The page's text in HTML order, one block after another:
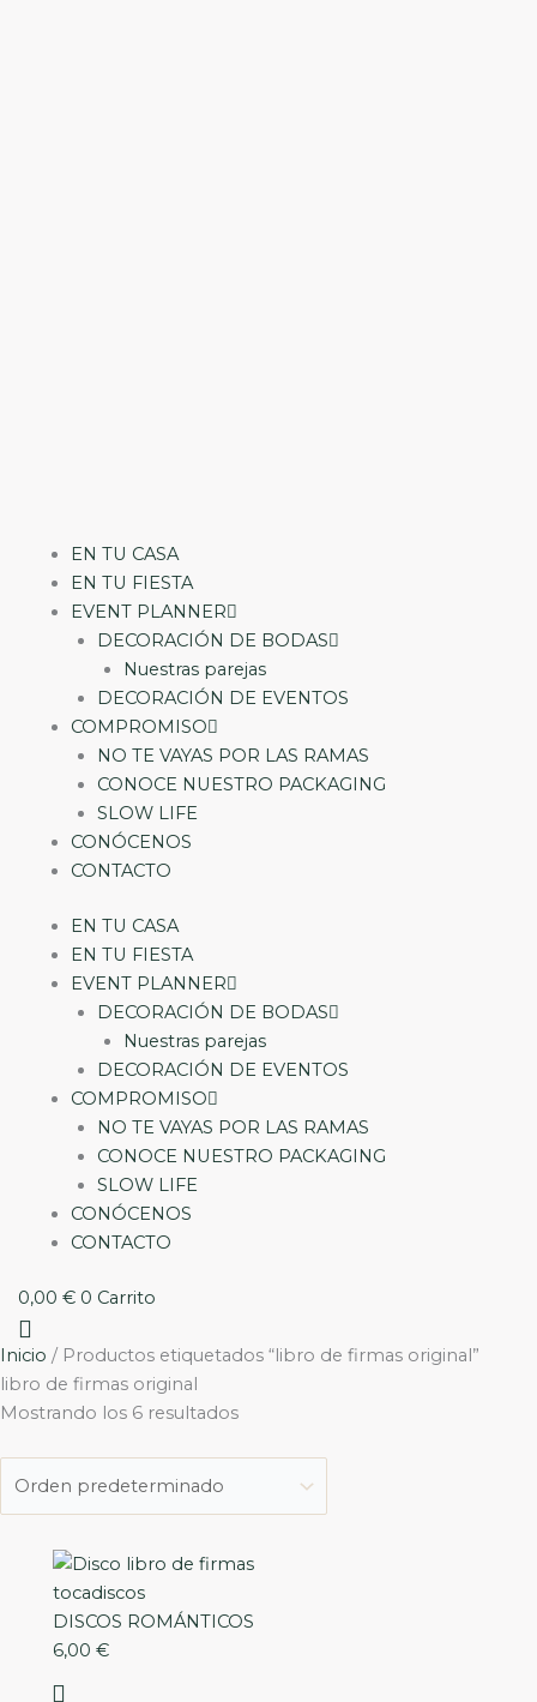
EN TU CASA
EN TU FIESTA
EVENT PLANNER
DECORACIÓN DE BODAS
Nuestras parejas
DECORACIÓN DE EVENTOS
COMPROMISO
NO TE VAYAS POR LAS RAMAS
CONOCE NUESTRO PACKAGING
SLOW LIFE
CONÓCENOS
CONTACTO
EN TU CASA
EN TU FIESTA
EVENT PLANNER
DECORACIÓN DE BODAS
Nuestras parejas
DECORACIÓN DE EVENTOS
COMPROMISO
NO TE VAYAS POR LAS RAMAS
CONOCE NUESTRO PACKAGING
SLOW LIFE
CONÓCENOS
CONTACTO
0,00 € 0 Carrito
Inicio / Productos etiquetados “libro de firmas original”
libro de firmas original
Mostrando los 6 resultados
DISCOS ROMÁNTICOS
6,00 €